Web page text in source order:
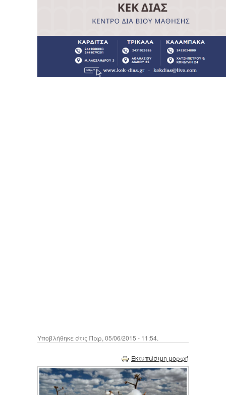
Υποβλήθηκε στις Παρ, 05/06/2015 - 11:54.
Εκτυπώσιμη μορφή